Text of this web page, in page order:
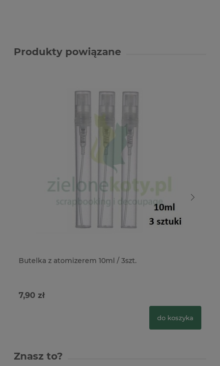
Produkty powiązane
Butelka z atomizerem 10ml / 3szt.
7,90 zł
do koszyka
Znasz to?